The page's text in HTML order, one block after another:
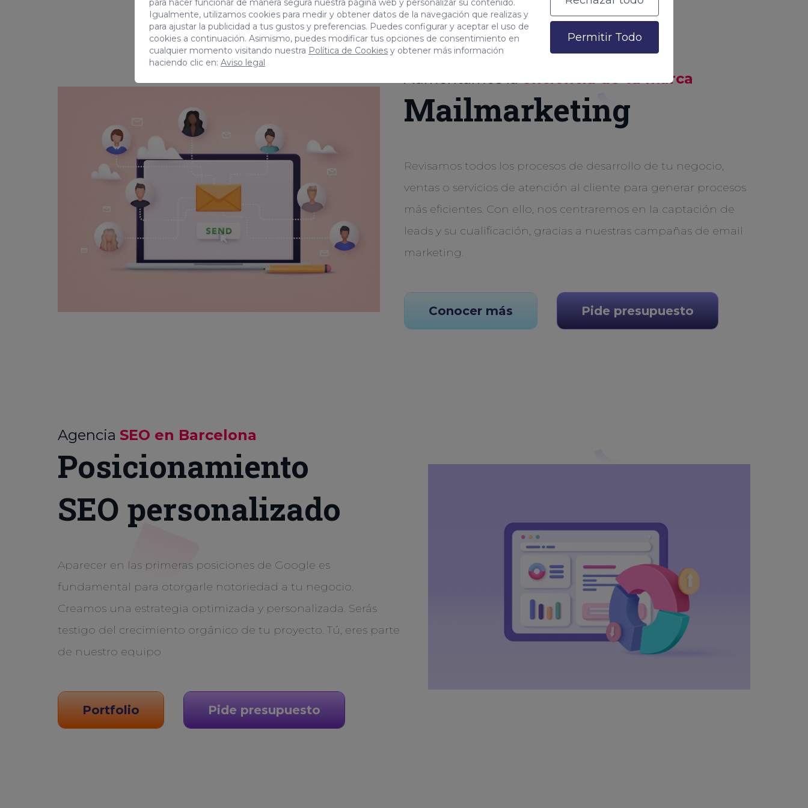
para hacer funcionar de manera segura nuestra página web y personalizar su contenido.
Igualmente, utilizamos cookies para medir y obtener datos de la navegación que realizas y
para ajustar la publicidad a tus gustos y preferencias. Puedes configurar y aceptar el uso de
cookies a continuación. Asimismo, puedes modificar tus opciones de consentimiento en
cualquier momento visitando nuestra Política de Cookies y obtener más información
haciendo clic en: Aviso legal
Permitir Todo
Aumentamos laeficiencia de tu marca
Mailmarketing
Revisamos todos los procesos de desarrollo de tu negocio,
ventas o servicios de atención al cliente para generar procesos
más eficientes. Con ello, nos centraremos en la captación de
leads y su cualificación, gracias a nuestras campañas de email
marketing.
Conocer más Pide presupuesto
Agencia SEO en Barcelona
Posicionamiento
SEO personalizado
Aparecer en las primeras posiciones de Google es
fundamental para otorgarle notoriedad a tu negocio.
Creamos una estrategia optimizada y personalizada. Serás
testigo del crecimiento orgánico de tu proyecto. Tú, eres parte
de nuestro equipo
Portfolio Pide presupuesto